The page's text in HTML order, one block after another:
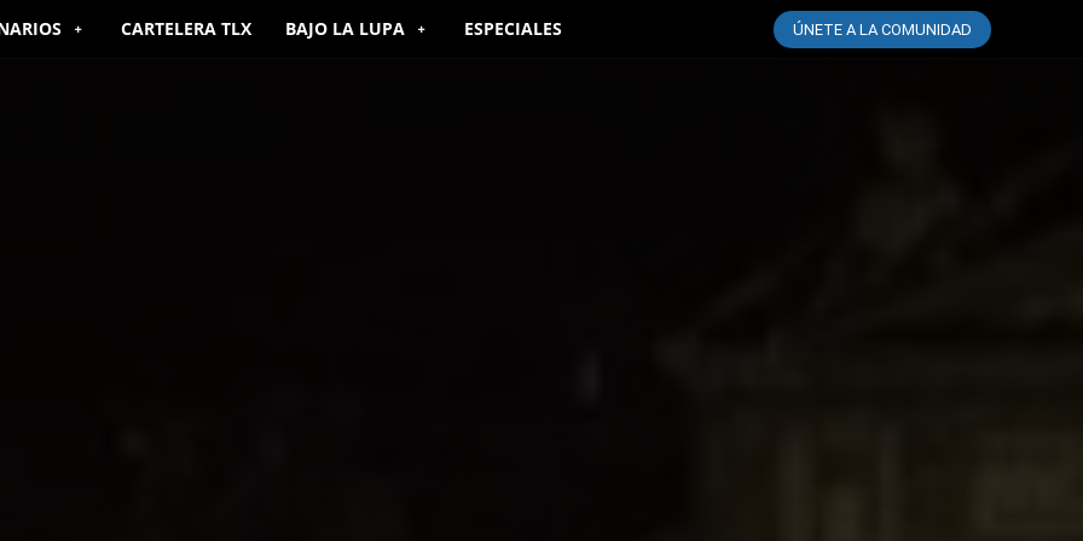
CARTELERA TLX BAJO LA LUPA ESPECIALES ÚNETE A LA COMUNIDAD